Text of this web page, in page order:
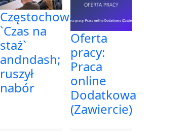
Częstochowa:
`Czas na
staż`
andndash;
ruszył
nabór
Oferta
pracy:
Praca
online
Dodatkowa
(Zawiercie)